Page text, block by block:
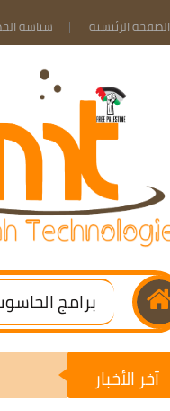
الصفحة الرئيسية سياسة
برامج
آخر الأخبار